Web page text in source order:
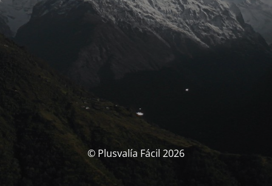
© Plusvalía Fácil 2026